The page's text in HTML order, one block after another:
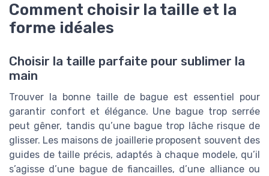
Comment choisir la taille et la
forme idéales
Choisir la taille parfaite pour sublimer la
main
Trouver la bonne taille de bague est essentiel pour
garantir confort et élégance. Une bague trop serrée
peut gêner, tandis qu’une bague trop lâche risque de
glisser. Les maisons de joaillerie proposent souvent des
guides de taille précis, adaptés à chaque modele, qu’il
s’agisse d’une bague de fiancailles, d’une alliance ou